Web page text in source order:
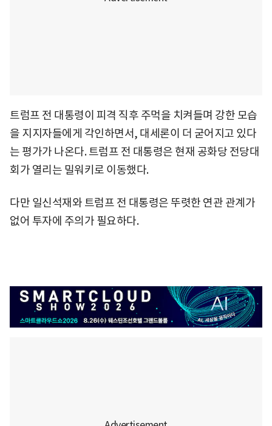
트럼프 전 대통령이 피격 직후 주먹을 치켜들며 강한 모습
을 지지자들에게 각인하면서, 대세론이 더 굳어지고 있다
는 평가가 나온다. 트럼프 전 대통령은 현재 공화당 전당대
회가 열리는 밀워키로 이동했다.
다만 일신석재와 트럼프 전 대통령은 뚜렷한 연관 관계가
없어 투자에 주의가 필요하다.